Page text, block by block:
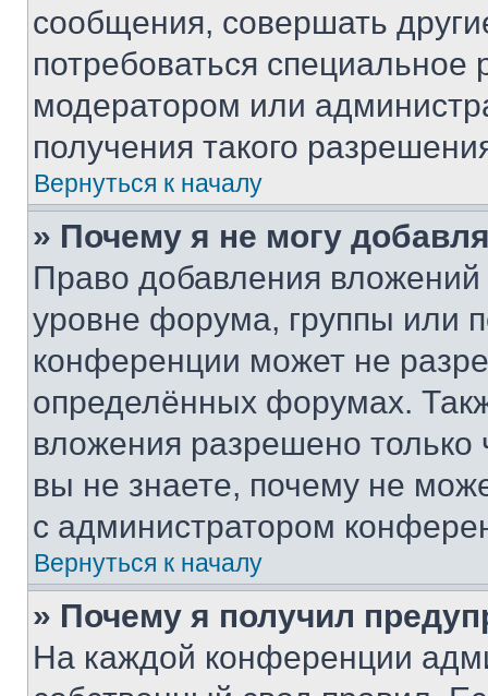
сообщения, совершать
потребоваться
модератором или
получения такого
Вернуться к началу
» Почему я не могу
Право добавления
уровне форума, группы или
конференции может не
определённых форумах.
вложения разрешено
вы не знаете, почему не
с администратором
Вернуться к началу
» Почему я получил
На каждой конференции